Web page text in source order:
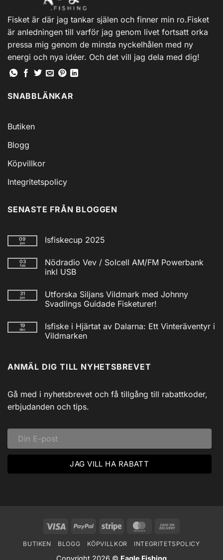
Fisket är där jag tankar själen och finner min ro.Fisket
är anledningen till varför jag genom livet fortsatt orka
pressa mig genom de minsta nyckelhålen med ny
energi och nya idéer. Och det vill jag dela med dig!
SNABBLÄNKAR
Butiken
Blogg
Köpvillkor
Integritetspolicy
SENASTE FRÅN BLOGGEN
09
jan Isfiskecup 2025
till
Isfiskecup
2025
03
feb
Nödradio Vev / Solcell AM/FM Powerbank
inkl USB
till
Nödradio
Vev
AM/FM
Powerbank
inkl
31
jan
Utforska Siljans Vildmark med Johnny
Svadlings Guidade Fisketurer!
till
Utforska
Siljans
Svadlings
Guidade
19
dec
Isfiske i Hjärtat av Dalarna: Ett Vinteräventyr i
Vildmarken
Isfiske
i
Dalarna:
Ett
Vinteräventyr
i
ANMÄL DIG TILL NYHETSBREVET
Gå med i nyhetsbrevet och få tillgång till rabattkoder,
erbjudanden och tips.
Visa PayPal Stripe MasterCard
Delivery
BUTIKEN BLOGG KÖPVILLKOR INTEGRITETSPOLICY
Copyright 2026 © Eagle Fishing